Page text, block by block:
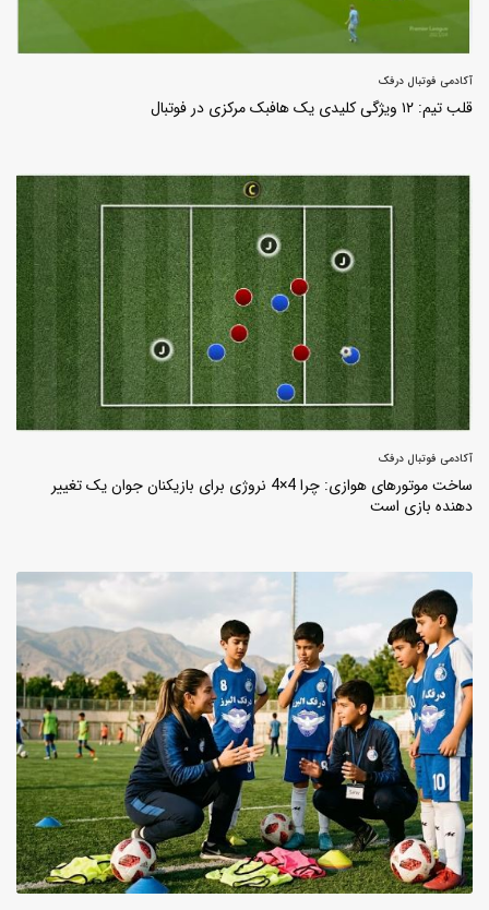
آکادمی فوتبال درفک
قلب تیم: ۱۲ ویژگی کلیدی یک هافبک مرکزی در فوتبال
آکادمی فوتبال درفک
ساخت موتورهای هوازی: چرا 4×4 نروژی برای بازیکنان جوان یک تغییر
دهنده بازی است